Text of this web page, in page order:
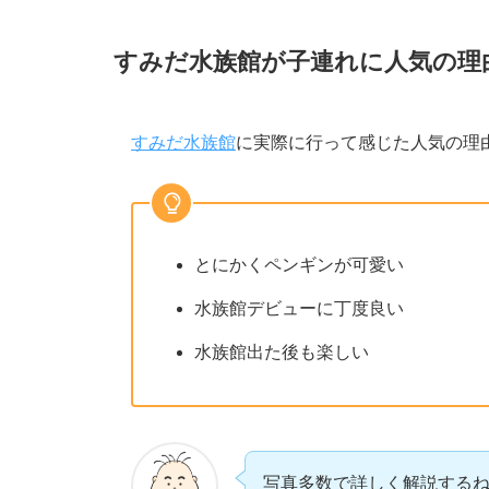
すみだ水族館が子連れに人気の理
すみだ水族館に実際に行って感じた人気の理
とにかくペンギンが可愛い
水族館デビューに丁度良い
水族館出た後も楽しい
写真多数で詳しく解説するね